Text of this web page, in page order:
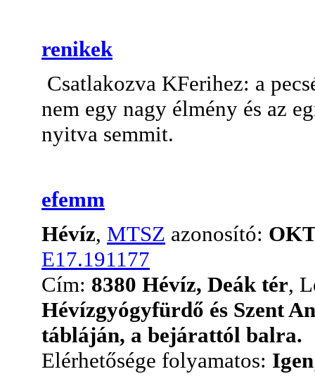
renikek
Csatlakozva KFerihez: a
nem egy nagy élmény és az
nyitva semmit.
efemm
Hévíz, MTSZ azonosító:
E17.191177
Cím: 8380 Hévíz, Deák tér,
Hévízgyógyfürdő és Szent
tábláján, a bejárattól balra.
Elérhetősége folyamatos: Igen